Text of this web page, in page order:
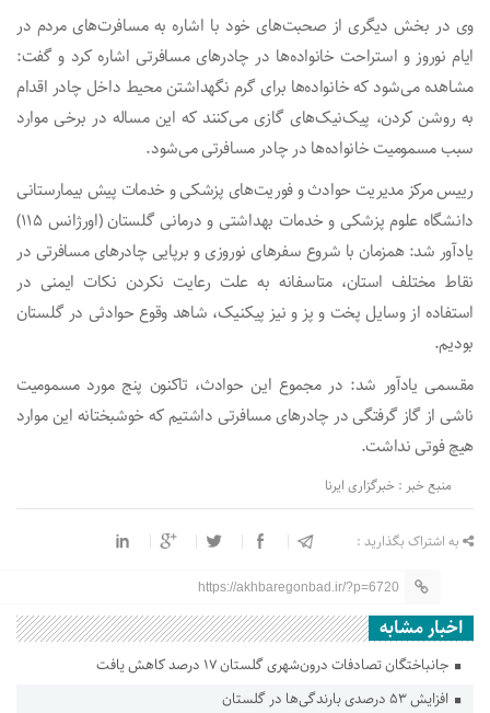
وی در بخش دیگری از صحبت‌های خود با اشاره به مسافرت‌های مردم در
ایام نوروز و استراحت خانواده‌ها در چادرهای مسافرتی اشاره کرد و گفت:
مشاهده می‌شود که خانواده‌ها برای گرم نگهداشتن محیط داخل چادر اقدام
به روشن کردن، پیک‌نیک‌های گازی می‌کنند که این مساله در برخی موارد
سبب مسمومیت خانواده‌ها در چادر مسافرتی می‌شود.
رییس مرکز مدیریت حوادث و فوریت‌های پزشکی و خدمات پیش بیمارستانی
دانشگاه علوم پزشکی و خدمات بهداشتی و درمانی گلستان (اورژانس ۱۱۵)
یادآور شد: همزمان با شروع سفرهای نوروزی و برپایی چادرهای مسافرتی در
نقاط مختلف استان، متاسفانه به علت رعایت نکردن نکات ایمنی در
استفاده از وسایل پخت و پز و نیز پیکنیک، شاهد وقوع حوادثی در گلستان
بودیم.
مقسمی یادآور شد: در مجموع این حوادث، تاکنون پنج مورد مسمومیت
ناشی از گاز گرفتگی در چادرهای مسافرتی داشتیم که خوشبختانه این موارد
هیچ فوتی نداشت.
منبع خبر : خبرگزاری ایرنا
به اشتراک بگذارید :
https://akhbaregonbad.ir/?p=6720
اخبار مشابه
جانباختگان تصادفات درون‌شهری گلستان ۱۷ درصد کاهش یافت
افزایش ۵۳ درصدی بارندگی‌ها در گلستان